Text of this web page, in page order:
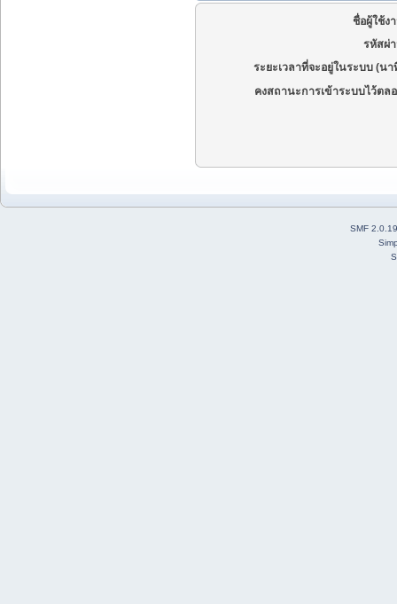
ชื่อผู้ใช้ง
รหัสผ่
ระยะเวลาที่จะอยู่ในระบบ (นา
คงสถานะการเข้าระบบไว้ตล
SMF 2.0.19